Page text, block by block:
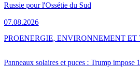
Russie pour l'Ossétie du Sud
07.08.2026
Panneaux solaires et puces : Trump impose
PROENERGIE, ENVIRONNEMENT ET